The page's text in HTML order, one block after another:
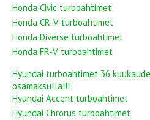
Honda Civic turboahtimet
Honda CR-V turboahtimet
Honda Diverse turboahtimet
Honda FR-V turboahtimet
Hyundai turboahtimet 36
osamaksulla!!!
Hyundai Accent turboahtimet
Hyundai Chrorus turboahtimet